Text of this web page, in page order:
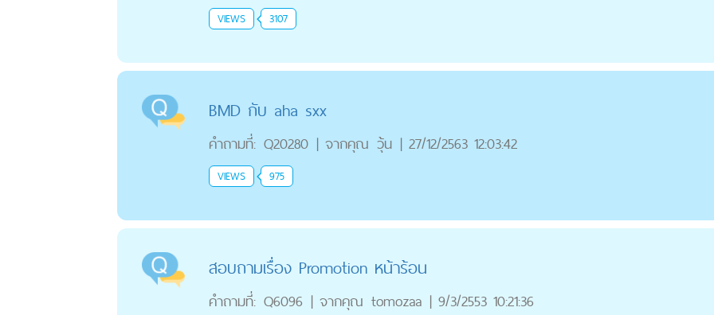
VIEWS 3107
BMD กับ aha sxx
คำถามที่: Q20280 | จากคุณ วุ้น | 27/12/2563 12:03:42
VIEWS 975
สอบถามเรื่อง Promotion หน้าร้อน
คำถามที่: Q6096 | จากคุณ tomozaa | 9/3/2553 10:21:36